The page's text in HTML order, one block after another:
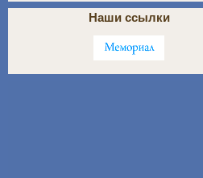
Наши ссылки